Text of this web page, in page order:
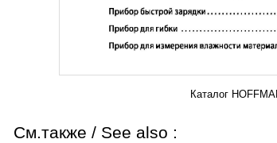
Каталог
См.также / See also :